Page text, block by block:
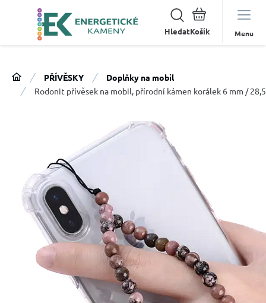
Hledat Menu
PŘÍVĚSKY
Doplňky na mobil
Rodonit přívěsek na mobil, přírodní kámen korálek 6 mm /